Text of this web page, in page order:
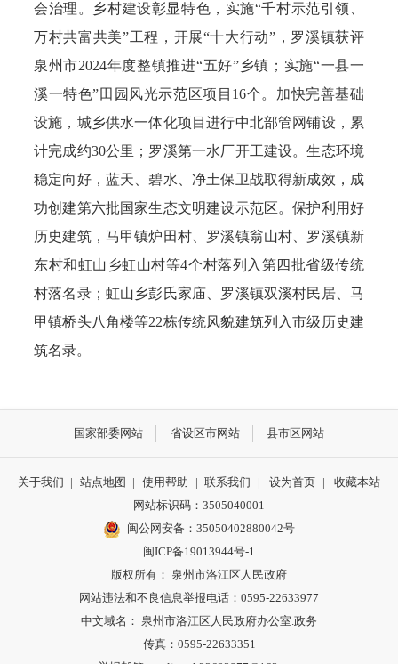
会治理。乡村建设彰显特色，实施“千村示范引领、
万村共富共美”工程，开展“十大行动”，罗溪镇获评
泉州市2024年度整镇推进“五好”乡镇；实施“一县一
溪一特色”田园风光示范区项目16个。加快完善基础
设施，城乡供水一体化项目进行中北部管网铺设，累
计完成约30公里；罗溪第一水厂开工建设。生态环境
稳定向好，蓝天、碧水、净土保卫战取得新成效，成
功创建第六批国家生态文明建设示范区。保护利用好
历史建筑，马甲镇炉田村、罗溪镇翁山村、罗溪镇新
东村和虹山乡虹山村等4个村落列入第四批省级传统
村落名录；虹山乡彭氏家庙、罗溪镇双溪村民居、马
甲镇桥头八角楼等22栋传统风貌建筑列入市级历史建
筑名录。
国家部委网站 省设区市网站 县市区网站
关于我们 | 站点地图 | 使用帮助 | 联系我们 | 设为首页 |
收藏本站
网站标识码：3505040001
闽公网安备：35050402880042号
闽ICP备19013944号-1
版权所有： 泉州市洛江区人民政府
网站违法和不良信息举报电话：0595-22633977
中文域名： 泉州市洛江区人民政府办公室.政务
传真：0595-22633351